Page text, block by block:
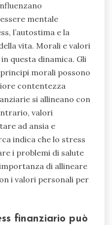
mentale
l’autostima e la
vita. Morali e valori
questa dinamica. Gli
morali possono
contentezza
si allineano con
valori
ad ansia e
indica che lo stress
i problemi di salute
di allineare
i valori personali per
finanziario può